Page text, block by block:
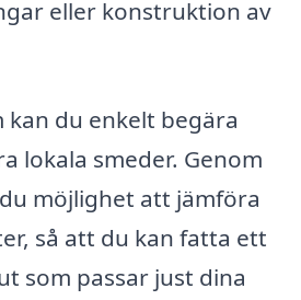
eller konstruktion av
du enkelt begära
lokala smeder. Genom
möjlighet att jämföra
så att du kan fatta ett
som passar just dina